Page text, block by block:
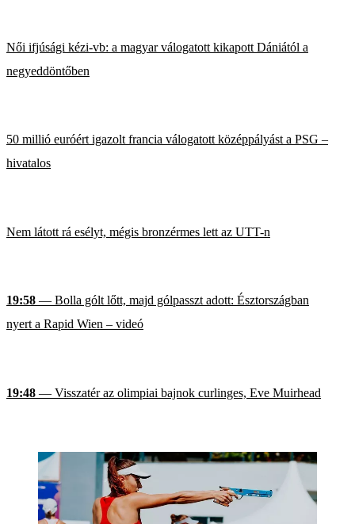
Női ifjúsági kézi-vb: a magyar válogatott kikapott Dániától a
negyeddöntőben
50 millió euróért igazolt francia válogatott középpályást a PSG –
hivatalos
Nem látott rá esélyt, mégis bronzérmes lett az UTT-n
19:58 — Bolla gólt lőtt, majd gólpasszt adott: Észtországban
nyert a Rapid Wien – videó
19:48 — Visszatér az olimpiai bajnok curlinges, Eve Muirhead